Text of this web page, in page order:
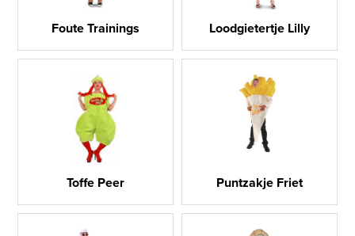
Foute Trainings Loodgietertje Lilly
Toffe Peer Puntzakje Friet